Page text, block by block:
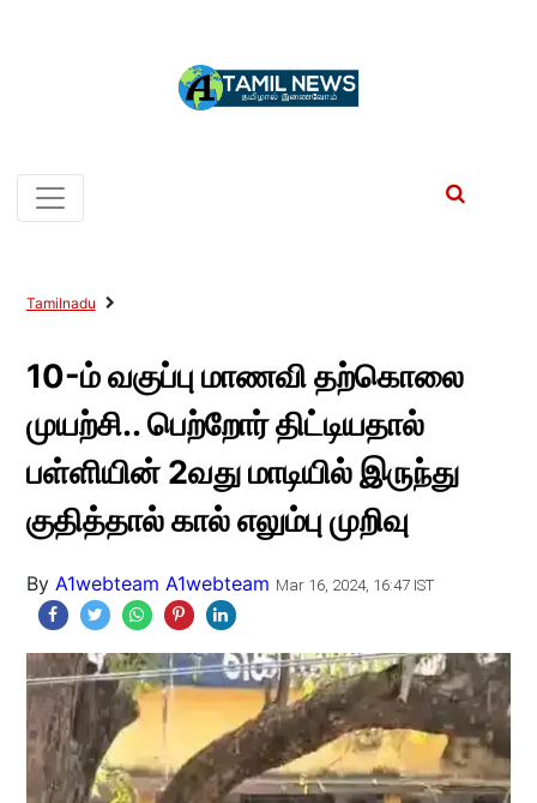
Tamilnadu
10-ம் வகுப்பு மாணவி தற்கொலை
முயற்சி.. பெற்றோர் திட்டியதால்
பள்ளியின் 2வது மாடியில் இருந்து
குதித்தால் கால் எலும்பு முறிவு
By A1webteam A1webteam Mar 16, 2024, 16:47 IST